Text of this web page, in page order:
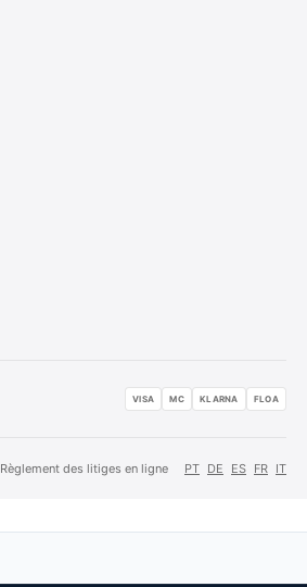
VISA MC KLARNA FLOA
Règlement des litiges en ligne PT DE ES FR IT